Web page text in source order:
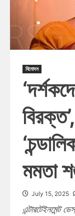
বিনোদন
মমতা
July 15, 2025
এন্টারটেইনমেন্ট